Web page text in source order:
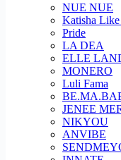
NUE NUE
Katisha
Pride
LA DEA
ELLE
MONERO
Luli Fama
JENEE
NIKYOU
ANVIBE